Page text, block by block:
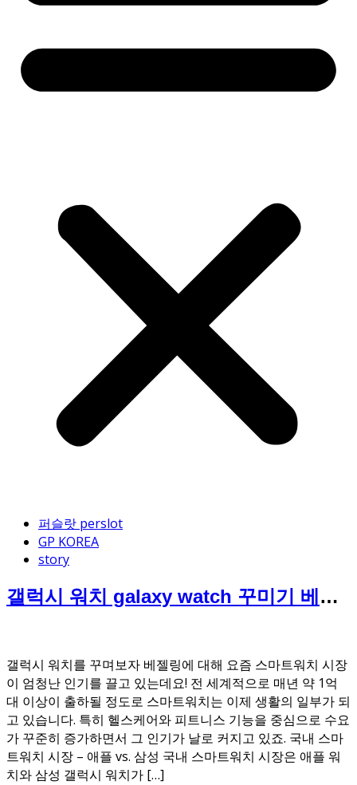
퍼슬랏 perslot
GP KOREA
story
갤럭시 워치 galaxy watch 꾸미기 베젤
갤럭시 워치를 꾸며보자 베젤링에 대해 요즘 스마트워치 시장
이 엄청난 인기를 끌고 있는데요! 전 세계적으로 매년 약 1억
대 이상이 출하될 정도로 스마트워치는 이제 생활의 일부가 되
고 있습니다. 특히 헬스케어와 피트니스 기능을 중심으로 수요
가 꾸준히 증가하면서 그 인기가 날로 커지고 있죠. 국내 스마
트워치 시장 – 애플 vs. 삼성 국내 스마트워치 시장은 애플 워
치와 삼성 갤럭시 워치가 […]